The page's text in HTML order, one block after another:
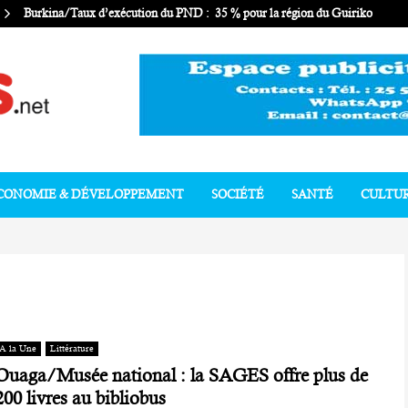
Burkina/Taux d’exécution du PND : 35 % pour la région du Guiriko
& DÉVELOPPEMENT SOCIÉTÉ SANTÉ
A la Une Littérature
Musée national : la SAGES offre plus de
livres au bibliobus